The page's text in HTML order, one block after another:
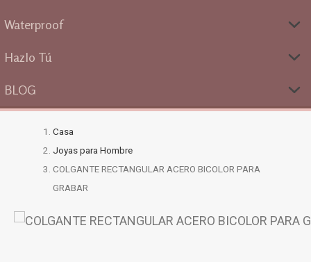
Waterproof
Hazlo Tú
BLOG
Casa
Joyas para Hombre
COLGANTE RECTANGULAR ACERO BICOLOR PARA
GRABAR